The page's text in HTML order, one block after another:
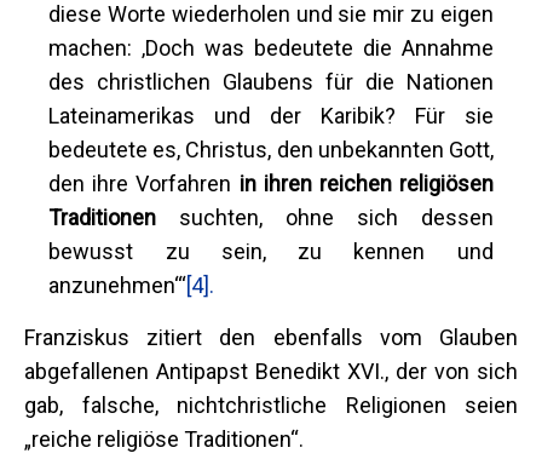
diese Worte wiederholen und sie mir zu eigen
machen: ‚Doch was bedeutete die Annahme
des christlichen Glaubens für die Nationen
Lateinamerikas und der Karibik? Für sie
bedeutete es, Christus, den unbekannten Gott,
den ihre Vorfahren in ihren reichen religiösen
Traditionen suchten, ohne sich dessen
bewusst zu sein, zu kennen und
anzunehmen‘“[4].
Franziskus zitiert den ebenfalls vom Glauben
abgefallenen Antipapst Benedikt XVI., der von sich
gab, falsche, nichtchristliche Religionen seien
„reiche religiöse Traditionen“.